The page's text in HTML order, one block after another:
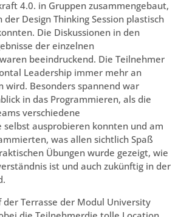
4.0. in Gruppen zusammengebaut,
Design Thinking Session plastisch
Die Diskussionen in den
der einzelnen
beeindruckend. Die Teilnehmer
Leadership immer mehr an
wird. Besonders spannend war
in das Programmieren, als die
verschiedene
selbst ausprobieren konnten und am
was allen sichtlich Spaß
Übungen wurde gezeigt, wie
ist und auch zukünftig in der
der Terrasse der Modul University